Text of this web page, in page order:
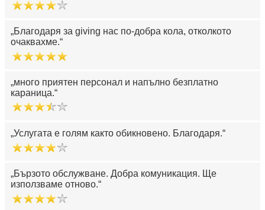
Благодаря за giving нас по-добра кола, отколкото
очаквахме.
много приятен персонал и напълно безплатно
караница.
Услугата е голям както обикновено. Благодаря.
Бързото обслужване. Добра комуникация. Ще
използваме отново.